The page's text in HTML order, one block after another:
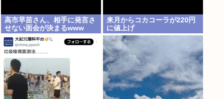
高市早苗さん、相手に発言さ
せない面会が決まるwww
来月からコカコーラが220円
に値上げ